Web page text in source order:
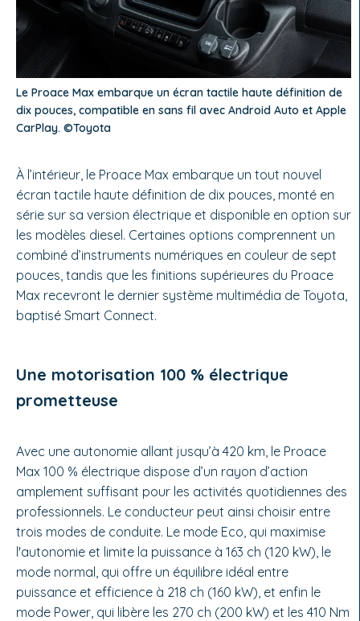
Le Proace Max embarque un écran tactile haute définition de
dix pouces, compatible en sans fil avec Android Auto et Apple
CarPlay. ©Toyota
À l’intérieur, le Proace Max embarque un tout nouvel
écran tactile haute définition de dix pouces, monté en
série sur sa version électrique et disponible en option sur
les modèles diesel. Certaines options comprennent un
combiné d’instruments numériques en couleur de sept
pouces, tandis que les finitions supérieures du Proace
Max recevront le dernier système multimédia de Toyota,
baptisé Smart Connect.
Une motorisation 100 % électrique
prometteuse
Avec une autonomie allant jusqu’à 420 km, le Proace
Max 100 % électrique dispose d’un rayon d’action
amplement suffisant pour les activités quotidiennes des
professionnels. Le conducteur peut ainsi choisir entre
trois modes de conduite. Le mode Eco, qui maximise
l'autonomie et limite la puissance à 163 ch (120 kW), le
mode normal, qui offre un équilibre idéal entre
puissance et efficience à 218 ch (160 kW), et enfin le
mode Power, qui libère les 270 ch (200 kW) et les 410 Nm